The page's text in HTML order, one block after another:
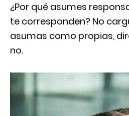
¿Por qué asumes
te corresponden? No
asumas como propias,
no.